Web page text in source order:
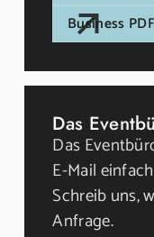
Business
Das
Das
E-Mail
Schreib uns,
Anfrage.